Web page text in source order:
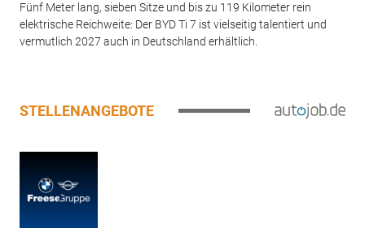
Fünf Meter lang, sieben Sitze und bis zu 119 Kilometer rein
elektrische Reichweite: Der BYD Ti 7 ist vielseitig talentiert und
vermutlich 2027 auch in Deutschland erhältlich.
STELLENANGEBOTE